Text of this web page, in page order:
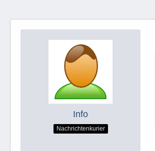
Info
Nachrichtenkurier